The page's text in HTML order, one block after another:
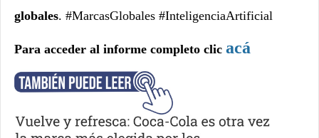
globales. #MarcasGlobales #InteligenciaArtificial
Para acceder al informe completo clic acá